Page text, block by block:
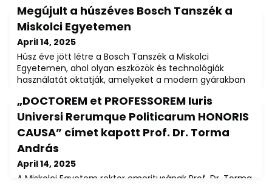
Megújult a húszéves Bosch Tanszék a
Miskolci Egyetemen
April 14, 2025
Húsz éve jött létre a Bosch Tanszék a Miskolci
Egyetemen, ahol olyan eszközök és technológiák
használatát oktatják, amelyeket a modern gyárakban
forintos támogatást fordított a Bosch modern
eszközökre és a tanszék felújítására.Szorosabbra fűzi
oktatási együttműködését a Miskolci Egyetem és a
Bosch. Az egyetem Gépészmérnöki és Informatikai
Karán hús
„DOCTOREM et PROFESSOREM Iuris
Universi Rerumque Politicarum HONORIS
CAUSA” címet kapott Prof. Dr. Torma
András
April 14, 2025
A Miskolci Egyetem rektor emeritusának Prof. Dr. Torma